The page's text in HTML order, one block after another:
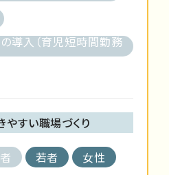
導入（育児短時間勤務
すい職場づくり
若者
女性